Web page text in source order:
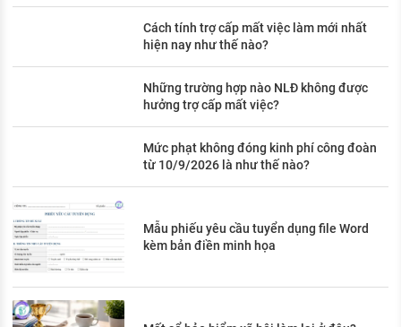
Cách tính trợ cấp mất việc làm mới nhất
hiện nay như thế nào?
Những trường hợp nào NLĐ không được
hưởng trợ cấp mất việc?
Mức phạt không đóng kinh phí công đoàn
từ 10/9/2026 là như thế nào?
Mẫu phiếu yêu cầu tuyển dụng file Word
kèm bản điền minh họa